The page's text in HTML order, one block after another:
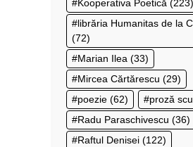
Kooperativa Poetică (223)
librăria Humanitas de la
(72)
Marian Ilea (33)
Mircea Cărtărescu (29)
poezie (62) proză
Radu Paraschivescu (36)
Raftul Denisei (122)